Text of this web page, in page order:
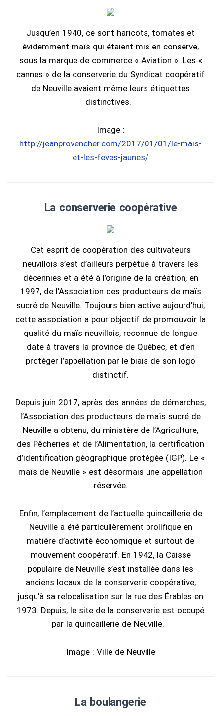
Jusqu’en 1940, ce sont haricots, tomates et
évidemment maïs qui étaient mis en conserve,
sous la marque de commerce « Aviation ». Les «
cannes » de la conserverie du Syndicat coopératif
de Neuville avaient même leurs étiquettes
distinctives.
Image :
http://jeanprovencher.com/2017/01/01/le-mais-
et-les-feves-jaunes/
La conserverie coopérative
Cet esprit de coopération des cultivateurs
neuvillois s’est d’ailleurs perpétué à travers les
décennies et a été à l’origine de la création, en
1997, de l’Association des producteurs de maïs
sucré de Neuville. Toujours bien active aujourd’hui,
cette association a pour objectif de promouvoir la
qualité du maïs neuvillois, reconnue de longue
date à travers la province de Québec, et d’en
protéger l’appellation par le biais de son logo
distinctif.
Depuis juin 2017, après des années de démarches,
l’Association des producteurs de maïs sucré de
Neuville a obtenu, du ministère de l’Agriculture,
des Pêcheries et de l’Alimentation, la certification
d’identification géographique protégée (IGP). Le «
maïs de Neuville » est désormais une appellation
réservée.
Enfin, l’emplacement de l’actuelle quincaillerie de
Neuville a été particulièrement prolifique en
matière d’activité économique et surtout de
mouvement coopératif. En 1942, la Caisse
populaire de Neuville s’est installée dans les
anciens locaux de la conserverie coopérative,
jusqu’à sa relocalisation sur la rue des Érables en
1973. Depuis, le site de la conserverie est occupé
par la quincaillerie de Neuville.
Image : Ville de Neuville
La boulangerie